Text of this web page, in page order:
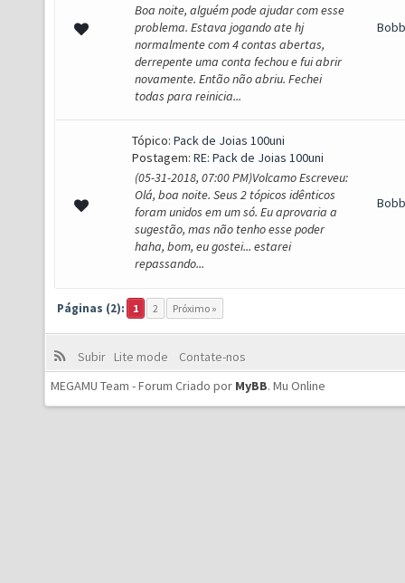
Boa noite, alguém pode ajudar com esse
problema. Estava jogando ate hj
normalmente com 4 contas abertas,
derrepente uma conta fechou e fui abrir
novamente. Então não abriu. Fechei
todas para reinicia...
Tópico: Pack de Joias 100uni
Postagem: RE: Pack de Joias 100uni
(05-31-2018, 07:00 PM)Volcamo Escreveu:
Olá, boa noite. Seus 2 tópicos idênticos
foram unidos em um só. Eu aprovaria a
sugestão, mas não tenho esse poder
haha, bom, eu gostei... estarei
repassando...
Páginas (2): 1 2 Próximo »
Subir Lite mode
Contate-nos
MEGAMU Team - Forum Criado por MyBB. Mu Online